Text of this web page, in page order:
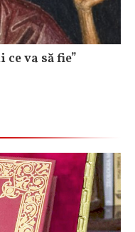
va să fie”